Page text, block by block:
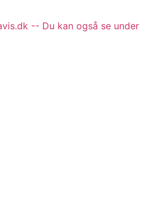
-- Du kan også se under